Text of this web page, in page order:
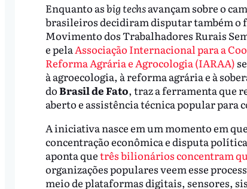
Enquanto asbig techsavançam sobre o
brasileiros decidiram disputar também
Movimento dos Trabalhadores Rurais
e pelaAssociação Internacional para a
Reforma Agrária e Agrocologia (IARAA)
à agroecologia, à reforma agrária e à
doBrasil de Fato, traz a ferramenta que
aberto e assistência técnica popular
A iniciativa nasce em um momento em
concentração econômica e disputa
aponta quetrês bilionários concentram
organizações populares veem esse
meio de plataformas digitais, sensores,